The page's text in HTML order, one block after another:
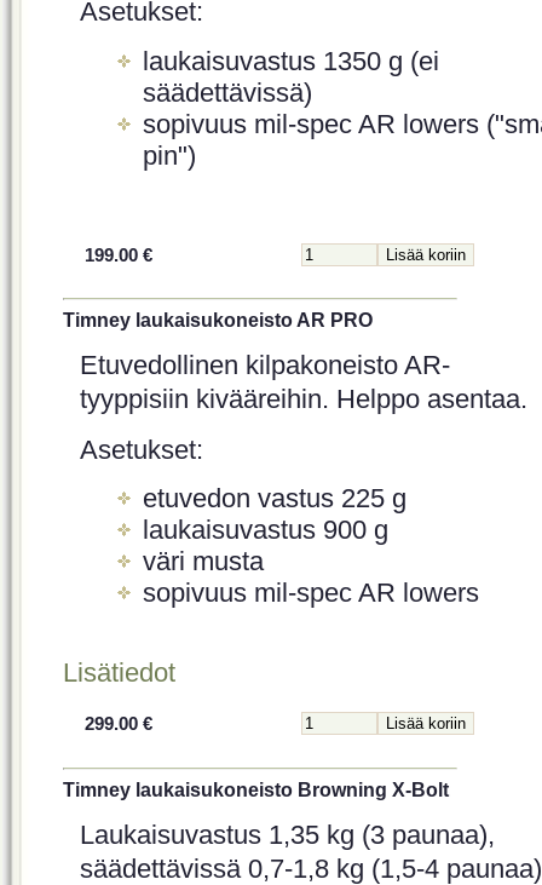
Asetukset:
laukaisuvastus 1350 g (ei
säädettävissä)
sopivuus mil-spec AR lowers
pin")
199.00 €
Timney laukaisukoneisto AR PRO
Etuvedollinen kilpakoneisto AR-
tyyppisiin kivääreihin. Helppo asentaa.
Asetukset:
etuvedon vastus 225 g
laukaisuvastus 900 g
väri musta
sopivuus mil-spec AR lowers
Lisätiedot
299.00 €
Timney laukaisukoneisto Browning X-Bolt
Laukaisuvastus 1,35 kg (3 paunaa),
säädettävissä 0,7-1,8 kg (1,5-4